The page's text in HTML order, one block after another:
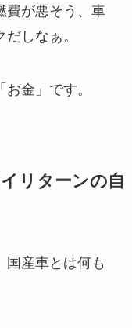
費が悪そう、車
しなぁ。
金」です。
リターンの自
国産車とは何も